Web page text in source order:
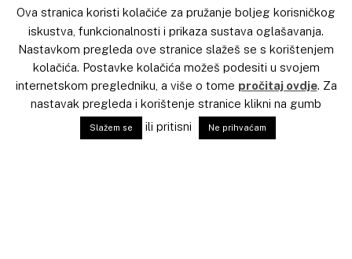
gsm: (+385) 099 3341319
Kontakt za stručno usavršavanje
Kateheza Dobroga Pastira
s. Jelica Đuzel, voditeljica
Stručno – razvojnog centra
Ova stranica koristi kolačiće za pružanje boljeg korisničkog
iskustva, funkcionalnosti i prikaza sustava oglašavanja.
Nastavkom pregleda ove stranice slažeš se s korištenjem
kolačića. Postavke kolačića možeš podesiti u svojem
internetskom pregledniku, a više o tome pročitaj ovdje. Za
nastavak pregleda i korištenje stranice klikni na gumb
Slažem se ili pritisni Ne prihvaćam